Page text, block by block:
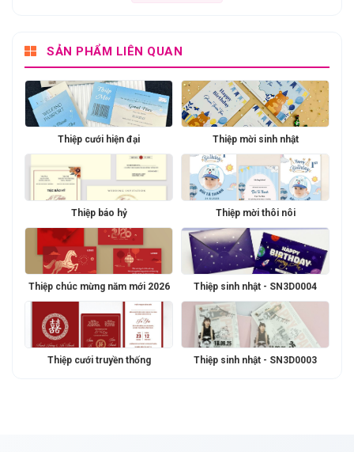
SẢN PHẨM LIÊN QUAN
Thiệp cưới hiện đại Thiệp mời sinh nhật
Thiệp báo hỷ Thiệp mời thôi nôi
Thiệp chúc mừng năm mới 2026 Thiệp sinh nhật - SN3D0004
Thiệp cưới truyền thống Thiệp sinh nhật - SN3D0003